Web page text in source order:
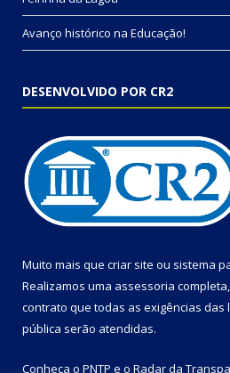
Avanço histórico na Educação!
DESENVOLVIDO POR CR2
Muito mais que criar site ou sistema
Realizamos uma assessoria
contrato que todas as exigências das
pública serão atendidas.
Conheça o PNTP e o Radar da